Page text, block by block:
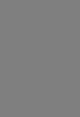
cualquier